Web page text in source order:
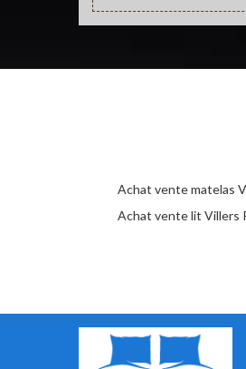
Achat vente matelas
Achat vente lit Villers